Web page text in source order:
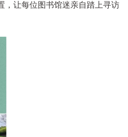
，让每位图书馆迷亲自踏上寻访